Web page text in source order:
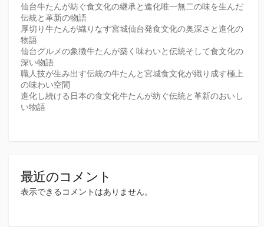
仙台牛たんが紡ぐ食文化の継承と進化唯一無二の味を生んだ
伝統と革新の物語
厚切り牛たんが織りなす宮城仙台発食文化の奥深さと進化の
物語
仙台グルメの象徴牛たんが築く味わいと伝統そして食文化の
深い物語
職人技が生み出す伝統の牛たんと宮城食文化が織り成す極上
の味わい空間
進化し続ける日本の食文化牛たんが紡ぐ伝統と革新のおいし
い物語
最近のコメント
表示できるコメントはありません。